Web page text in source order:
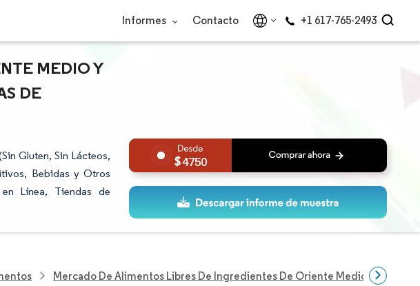
Informes Contacto +1 617-765-2493
MEDIO Y
DE
Gluten, Sin Lácteos,
Bebidas y Otros
Línea, Tiendas de
4750
Mercado De Alimentos Libres De Ingredientes De Oriente Medio Y África